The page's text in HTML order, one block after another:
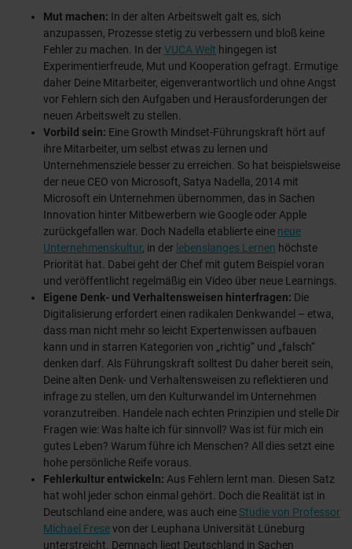
Mut machen: In der alten Arbeitswelt galt es, sich
anzupassen, Prozesse stetig zu verbessern und bloß keine
Fehler zu machen. In derVUCA Welt hingegen ist
Experimentierfreude, Mut und Kooperation gefragt. Ermutige
daher Deine Mitarbeiter, eigenverantwortlich und ohne Angst
vor Fehlern sich den Aufgaben und Herausforderungen der
neuen Arbeitswelt zu stellen.
Vorbild sein: Eine Growth Mindset-Führungskraft hört auf
ihre Mitarbeiter, um selbst etwas zu lernen und
Unternehmensziele besser zu erreichen. So hat beispielsweise
der neue CEO von Microsoft, Satya Nadella, 2014 mit
Microsoft ein Unternehmen übernommen, das in Sachen
Innovation hinter Mitbewerbern wie Google oder Apple
zurückgefallen war. Doch Nadella etablierte eine neue
Unternehmenskultur, in der lebenslanges Lernen höchste
Priorität hat. Dabei geht der Chef mit gutem Beispiel voran
und veröffentlicht regelmäßig ein Video über neue Learnings.
Eigene Denk- und Verhaltensweisen hinterfragen: Die
Digitalisierung erfordert einen radikalen Denkwandel – etwa,
dass man nicht mehr so leicht Expertenwissen aufbauen
kann und in starren Kategorien von „richtig“ und „falsch“
denken darf. Als Führungskraft solltest Du daher bereit sein,
Deine alten Denk- und Verhaltensweisen zu reflektieren und
infrage zu stellen, um den Kulturwandel im Unternehmen
voranzutreiben. Handele nach echten Prinzipien und stelle Dir
Fragen wie: Was halte ich für sinnvoll? Was ist für mich ein
gutes Leben? Warum führe ich Menschen? All dies setzt eine
hohe persönliche Reife voraus.
Fehlerkultur entwickeln: Aus Fehlern lernt man. Diesen Satz
hat wohl jeder schon einmal gehört. Doch die Realität ist in
Deutschland eine andere, was auch eineStudie von Professor
Michael Fresevon der Leuphana Universität Lüneburg
unterstreicht. Demnach liegt Deutschland in Sachen